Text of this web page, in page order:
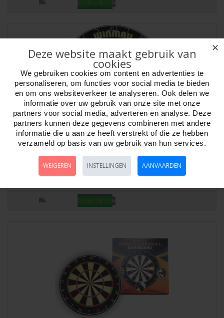
Dartbord MvGerwen WINMAU Diamond Plus
Artikelnr:
Dartbord MvGerwen WINMAU Diamond PlusDit verfijnde, met
✕
Deze website maakt gebruik van
cookies
We gebruiken cookies om content en advertenties te
personaliseren, om functies voor social media te bieden
en om ons websiteverkeer te analyseren. Ook delen we
informatie over uw gebruik van onze site met onze
partners voor social media, adverteren en analyse. Deze
partners kunnen deze gegevens combineren met andere
informatie die u aan ze heeft verstrekt of die ze hebben
verzameld op basis van uw gebruik van hun services.
WEIGEREN INSTELLINGEN AANVAARDEN